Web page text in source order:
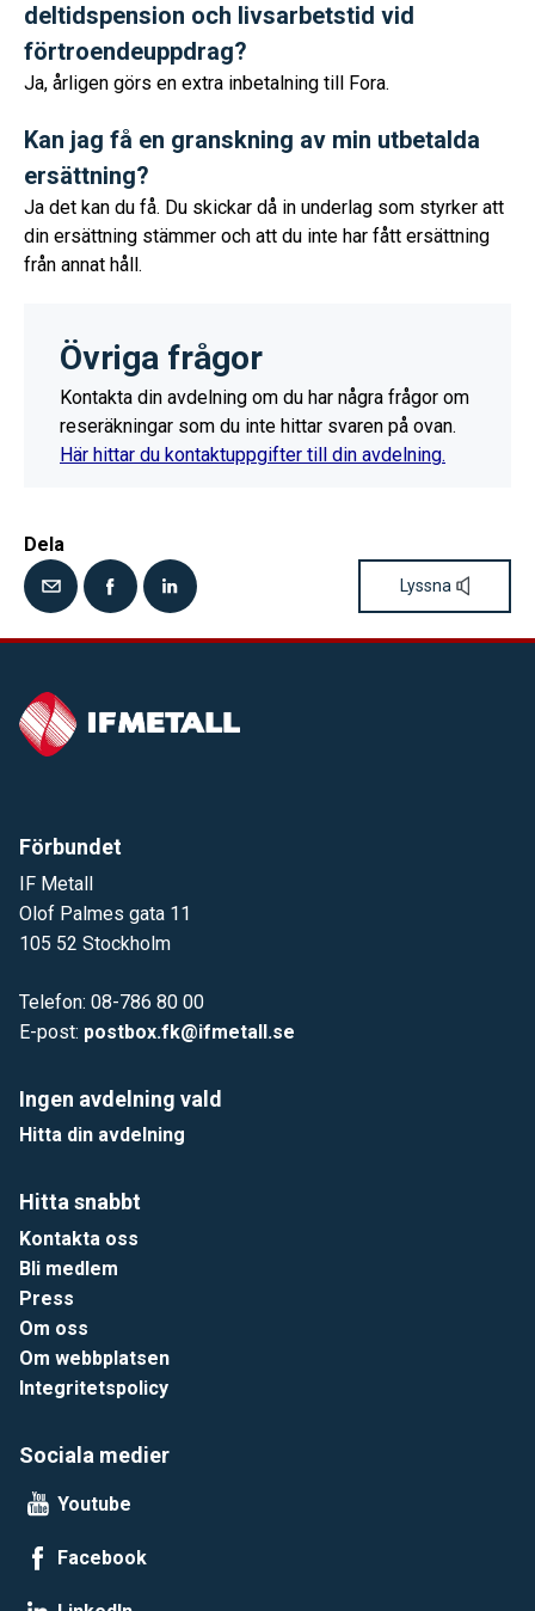
deltidspension och livsarbetstid vid
förtroendeuppdrag?
Ja, årligen görs en extra inbetalning till Fora.
Kan jag få en granskning av min utbetalda
ersättning?
Ja det kan du få. Du skickar då in underlag som styrker att
din ersättning stämmer och att du inte har fått ersättning
från annat håll.
Övriga frågor
Kontakta din avdelning om du har några frågor om
reseräkningar som du inte hittar svaren på ovan.
Här hittar du kontaktuppgifter till din avdelning.
Dela
Lyssna
Förbundet
IF Metall
Olof Palmes gata 11
105 52 Stockholm
Telefon: 08-786 80 00
E-post: postbox.fk@ifmetall.se
Ingen avdelning vald
Hitta din avdelning
Hitta snabbt
Kontakta oss
Bli medlem
Press
Om oss
Om webbplatsen
Integritetspolicy
Sociala medier
Youtube
Facebook